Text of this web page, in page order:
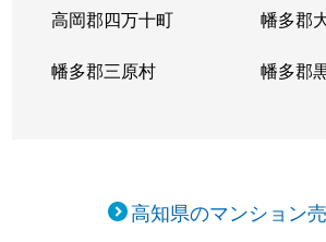
高岡郡四万十町 幡多郡
幡多郡三原村 幡多郡
高知県のマンション